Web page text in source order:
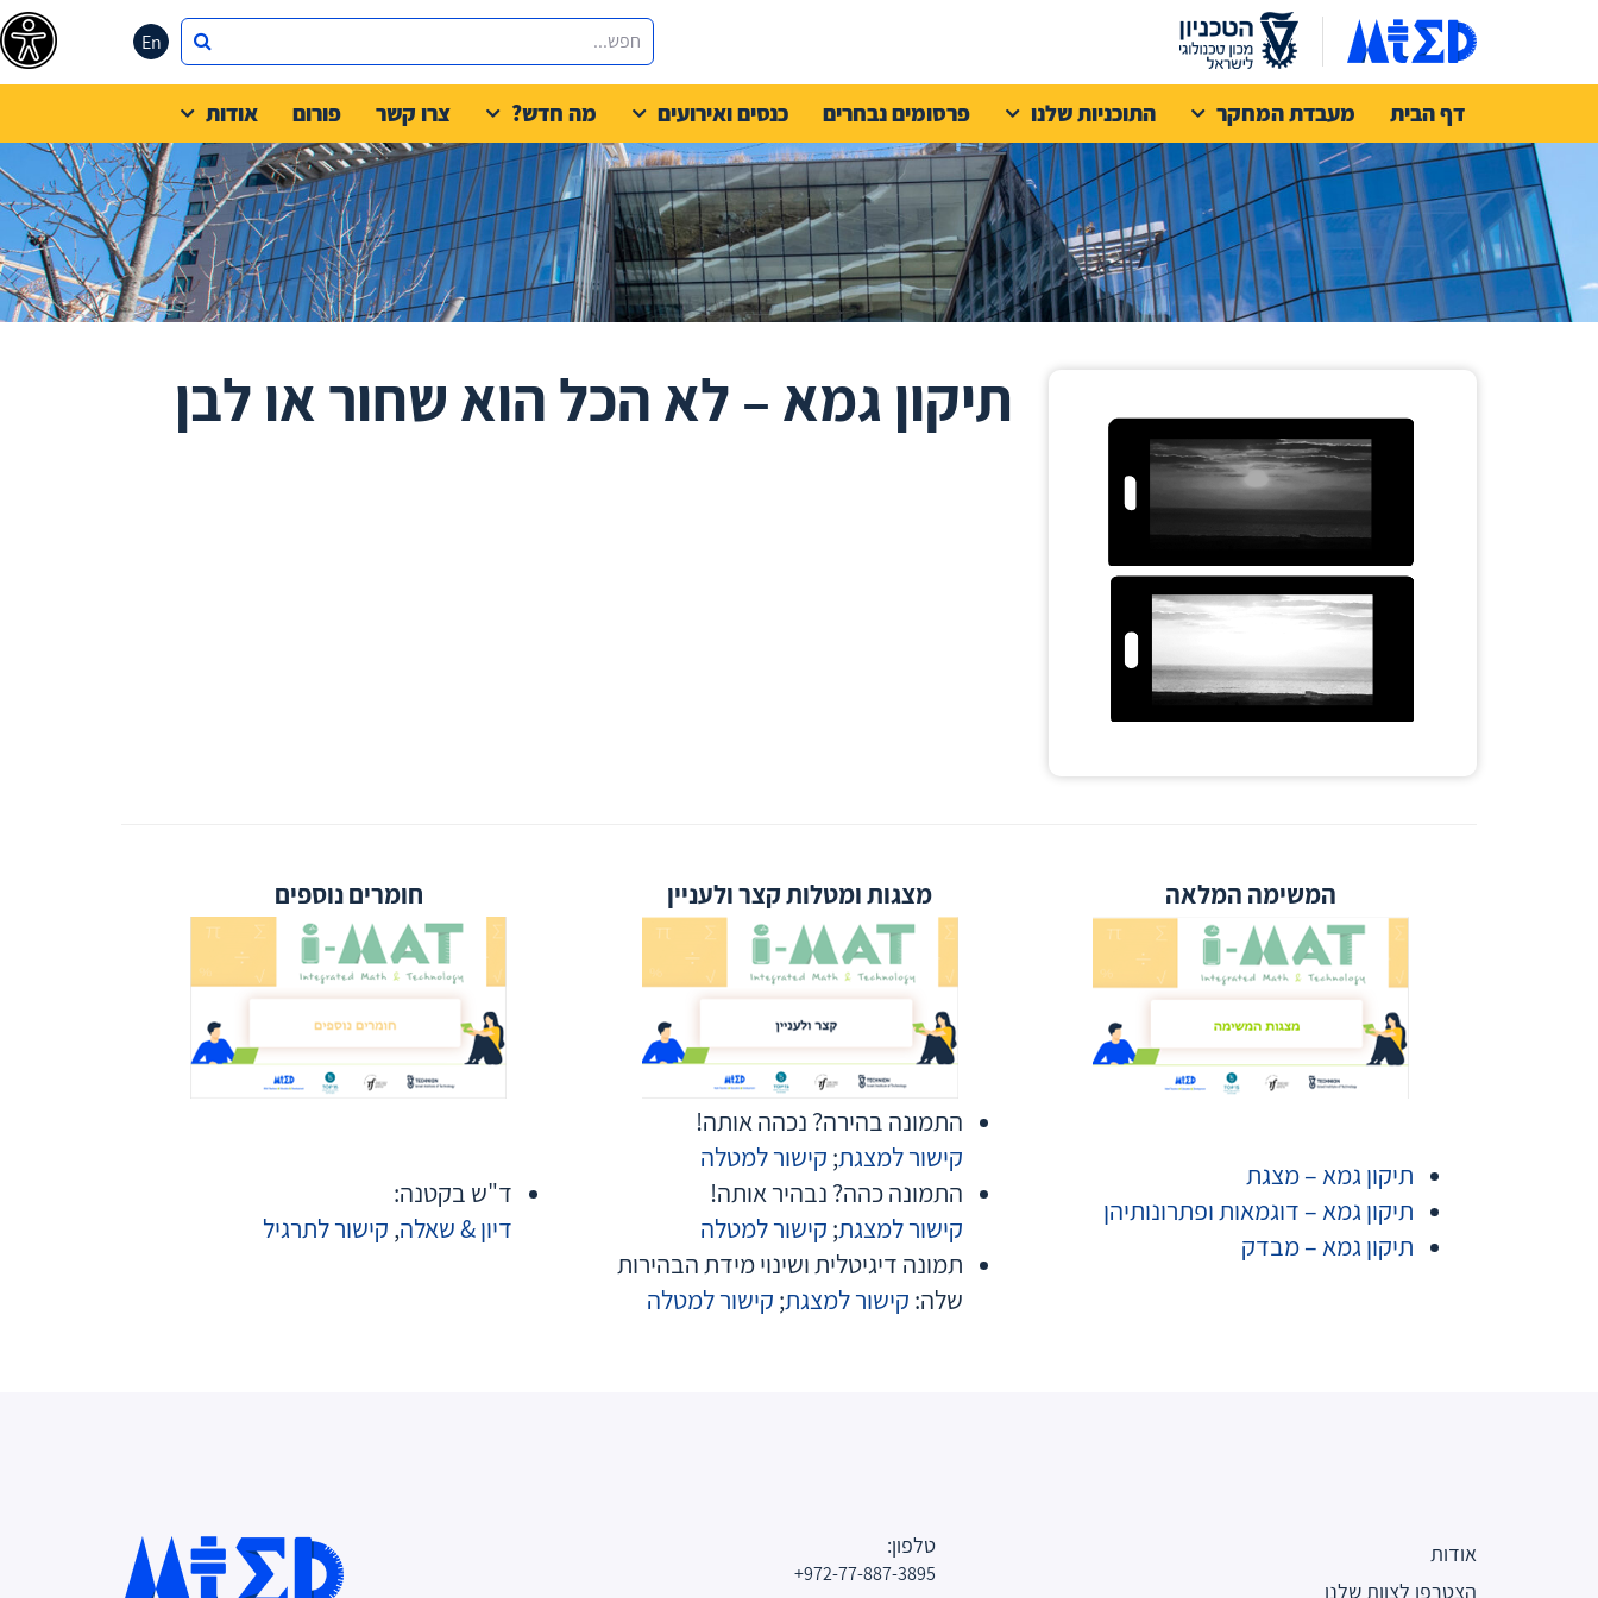
En
דף הבית מעבדת המחקר התוכניות שלנו פרסומים נבחרים כנסים ואירועים מה חדש? צרו קשר פורום אודות
תיקון גמא – לא הכל הוא שחור או לבן
המשימה המלאה מצגות ומטלות קצר ולעניין חומרים נוספים
תיקון גמא – מצגת
תיקון גמא – דוגמאות ופתרונותיהן
תיקון גמא – מבדק
התמונה בהירה? נכהה אותה!
קישור למצגת; קישור למטלה
התמונה כהה? נבהיר אותה!
קישור למצגת; קישור למטלה
תמונה דיגיטלית ושינוי מידת הבהירות
שלה: קישור למצגת; קישור למטלה
ד"ש בקטנה:
דיון & שאלה, קישור לתרגיל
אודות
הצטרפו לצוות שלנו
טלפון:
972-77-887-3895+